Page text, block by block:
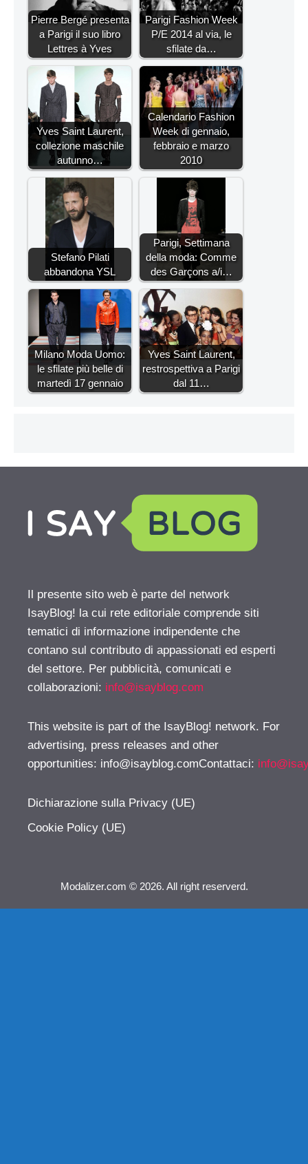
Pierre Bergé presenta
a Parigi il suo libro
Lettres à Yves
Parigi Fashion Week
P/E 2014 al via, le
sfilate da…
Yves Saint Laurent,
collezione maschile
autunno…
Calendario Fashion
Week di gennaio,
febbraio e marzo
2010
Stefano Pilati
abbandona YSL
Parigi, Settimana
della moda: Comme
des Garçons a/i…
Milano Moda Uomo:
le sfilate più belle di
martedì 17 gennaio
Yves Saint Laurent,
restrospettiva a Parigi
dal 11…
Il presente sito web è parte del network
IsayBlog! la cui rete editoriale comprende siti
tematici di informazione indipendente che
contano sul contributo di appassionati ed esperti
del settore. Per pubblicità, comunicati e
collaborazioni: info@isayblog.com
This website is part of the IsayBlog! network. For
advertising, press releases and other
opportunities: info@isayblog.comContattaci:
Dichiarazione sulla Privacy (UE)
Cookie Policy (UE)
Modalizer.com © 2026. All right reserverd.